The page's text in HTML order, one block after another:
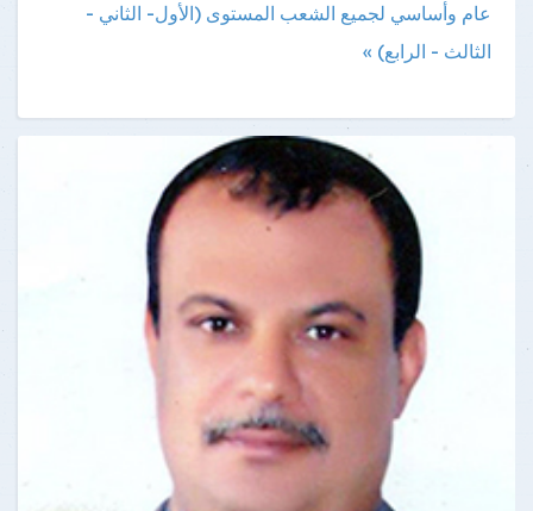
عام وأساسي لجميع الشعب المستوى (الأول- الثاني -
الثالث - الرابع) »